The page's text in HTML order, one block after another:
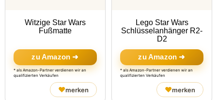
Witzige Star Wars
Fußmatte
zu Amazon ➜
* als Amazon-Partner verdienen wir an
qualifizierten Verkäufen
♥merken
Lego Star Wars
Schlüsselanhänger R2-
D2
zu Amazon ➜
* als Amazon-Partner verdienen wir an
qualifizierten Verkäufen
♥merken